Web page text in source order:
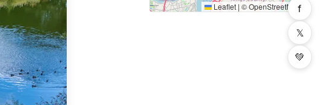
Leaflet | ©OpenStreetMapf
𝕏
💚